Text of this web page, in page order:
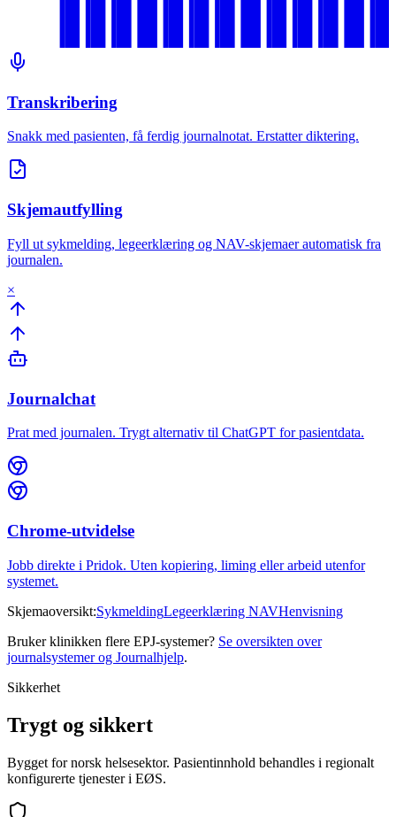
Transkribering
Snakk med pasienten, få ferdig journalnotat. Erstatter diktering.
Skjemautfylling
Fyll ut sykmelding, legeerklæring og NAV-skjemaer automatisk fra
journalen.
×
Journalchat
Prat med journalen. Trygt alternativ til ChatGPT for pasientdata.
Chrome-utvidelse
Jobb direkte i Pridok. Uten kopiering, liming eller arbeid utenfor
systemet.
Skjemaoversikt:SykmeldingLegeerklæring NAVHenvisning
Bruker klinikken flere EPJ-systemer? Se oversikten over
journalsystemer og Journalhjelp.
Sikkerhet
Trygt og sikkert
Bygget for norsk helsesektor. Pasientinnhold behandles i regionalt
konfigurerte tjenester i EØS.